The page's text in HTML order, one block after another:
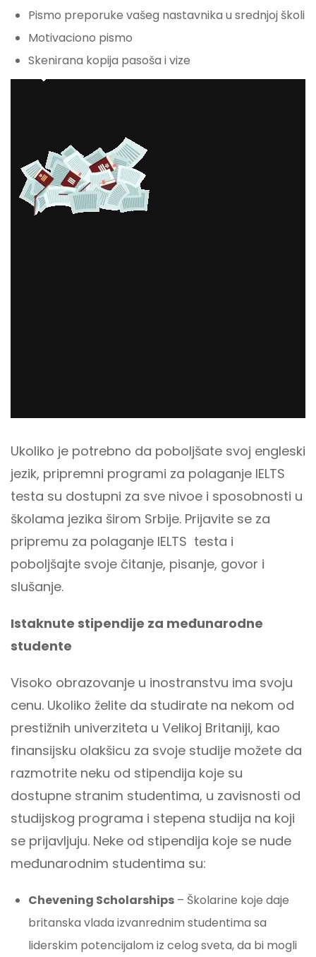
Pismo preporuke vašeg nastavnika u srednjoj školi
Motivaciono pismo
Skenirana kopija pasoša i vize
Ukoliko je potrebno da poboljšate svoj engleski
jezik, pripremni programi za polaganje IELTS
testa su dostupni za sve nivoe i sposobnosti u
školama jezika širom Srbije. Prijavite se za
pripremu za polaganje IELTS testa i
poboljšajte svoje čitanje, pisanje, govor i
slušanje.
Istaknute stipendije za međunarodne
studente
Visoko obrazovanje u inostranstvu ima svoju
cenu. Ukoliko želite da studirate na nekom od
prestižnih univerziteta u Velikoj Britaniji, kao
finansijsku olakšicu za svoje studije možete da
razmotrite neku od stipendija koje su
dostupne stranim studentima, u zavisnosti od
studijskog programa i stepena studija na koji
se prijavljuju. Neke od stipendija koje se nude
međunarodnim studentima su:
Chevening Scholarships – Školarine koje daje
britanska vlada izvanrednim studentima sa
liderskim potencijalom iz celog sveta, da bi mogli